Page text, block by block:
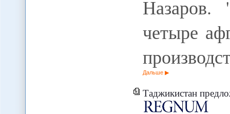
Назаров.
четыре
Дальше
Таджикистан предложил